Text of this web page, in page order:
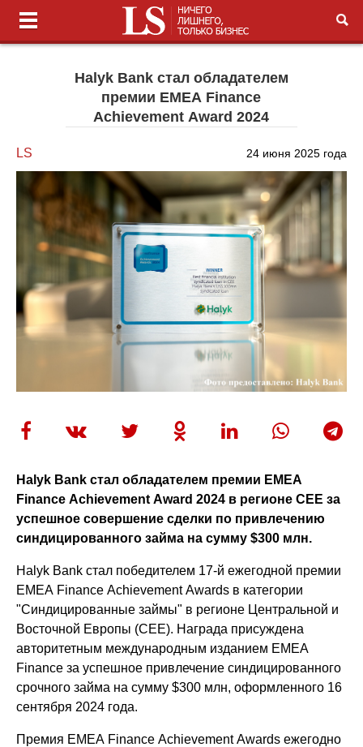
Halyk Bank стал обладателем
премии EMEA Finance
Achievement Award 2024
LS 24 июня 2025 года
Halyk Bank стал обладателем премии EMEA
Finance Achievement Award 2024 в регионе CEE за
успешное совершение сделки по привлечению
синдицированного займа на сумму $300 млн.
Halyk Bank стал победителем 17-й ежегодной премии
EMEA Finance Achievement Awards в категории
"Синдицированные займы" в регионе Центральной и
Восточной Европы (CEE). Награда присуждена
авторитетным международным изданием EMEA
Finance за успешное привлечение синдицированного
срочного займа на сумму $300 млн, оформленного 16
сентября 2024 года.
Премия EMEA Finance Achievement Awards ежегодно